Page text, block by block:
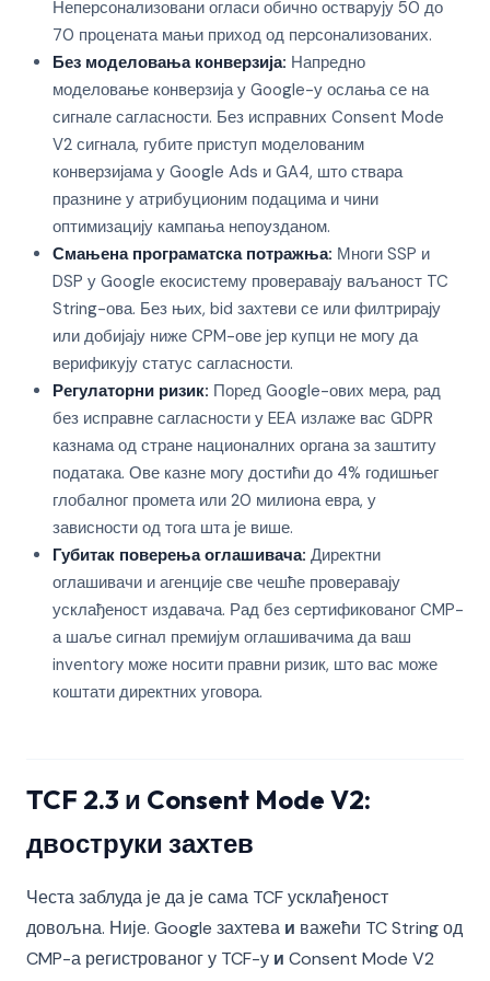
Неперсонализовани огласи обично остварују 50 до
70 процената мањи приход од персонализованих.
Без моделовања конверзија: Напредно
моделовање конверзија у Google-у ослања се на
сигнале сагласности. Без исправних Consent Mode
V2 сигнала, губите приступ моделованим
конверзијама у Google Ads и GA4, што ствара
празнине у атрибуционим подацима и чини
оптимизацију кампања непоузданом.
Смањена програматска потражња: Многи SSP и
DSP у Google екосистему проверавају ваљаност TC
String-ова. Без њих, bid захтеви се или филтрирају
или добијају ниже CPM-ове јер купци не могу да
верификују статус сагласности.
Регулаторни ризик: Поред Google-ових мера, рад
без исправне сагласности у EEA излаже вас GDPR
казнама од стране националних органа за заштиту
података. Ове казне могу достићи до 4% годишњег
глобалног промета или 20 милиона евра, у
зависности од тога шта је више.
Губитак поверења оглашивача: Директни
оглашивачи и агенције све чешће проверавају
усклађеност издавача. Рад без сертификованог CMP-
а шаље сигнал премијум оглашивачима да ваш
inventory може носити правни ризик, што вас може
коштати директних уговора.
TCF 2.3 и Consent Mode V2:
двоструки захтев
Честа заблуда је да је сама TCF усклађеност
довољна. Није. Google захтева и важећи TC String од
CMP-а регистрованог у TCF-у и Consent Mode V2